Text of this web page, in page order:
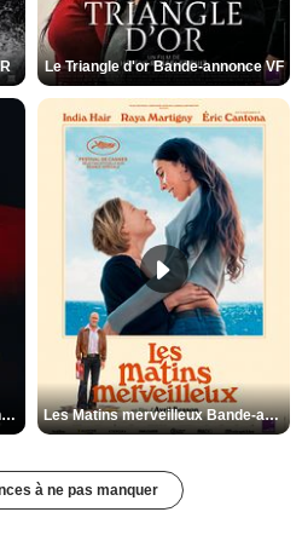
Le Triangle d'or Bande-annonce VF
Les Silences de Riyad Bande-annonce VO STFR Les Matins merveilleux Bande-annonce VF
à ne pas manquer